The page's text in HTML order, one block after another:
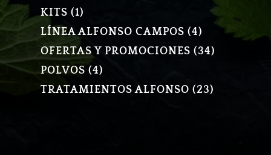
KITS 11
PRODUCTO
LÍNEA ALFONSO CAMPOS 44
PRODUCTOS
OFERTAS Y PROMOCIONES 3434
POLVOS 44
PRODUCTOS
TRATAMIENTOS ALFONSO 2323